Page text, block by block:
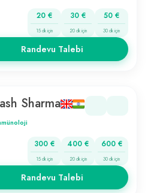
20 €
15 dk için
30 €
20 dk için
50 €
30 dk için
Randevu Talebi
Sharma
300 €
15 dk için
400 €
20 dk için
600 €
30 dk için
Randevu Talebi